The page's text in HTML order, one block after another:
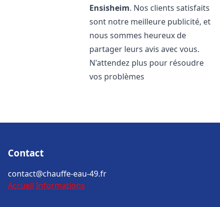
Ensisheim. Nos clients satisfaits
sont notre meilleure publicité, et
nous sommes heureux de
partager leurs avis avec vous.
N'attendez plus pour résoudre
vos problèmes
Contact
contact@chauffe-eau-49.fr
Accueil Informations